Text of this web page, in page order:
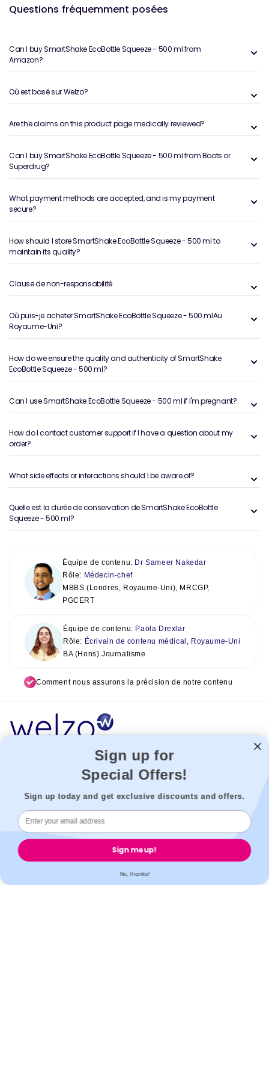
Questions fréquemment posées
Can I buy SmartShake EcoBottle Squeeze - 500 ml from
Amazon?
Où est basé sur Welzo?
Are the claims on this product page medically reviewed?
Can I buy SmartShake EcoBottle Squeeze - 500 ml from Boots or
Superdrug?
What payment methods are accepted, and is my payment
secure?
How should I store SmartShake EcoBottle Squeeze - 500 ml to
maintain its quality?
Clause de non-responsabilité
Où puis-je acheter SmartShake EcoBottle Squeeze - 500 mlAu
Royaume-Uni?
How do we ensure the quality and authenticity of SmartShake
EcoBottle Squeeze - 500 ml?
Can I use SmartShake EcoBottle Squeeze - 500 ml if I'm pregnant?
How do I contact customer support if I have a question about my
order?
What side effects or interactions should I be aware of?
Quelle est la durée de conservation de SmartShake EcoBottle
Squeeze - 500 ml?
Équipe de contenu: Dr Sameer Nakedar
Rôle: Médecin-chef
MBBS (Londres, Royaume-Uni), MRCGP,
PGCERT
Équipe de contenu: Paola Drexlar
Rôle: Écrivain de contenu médical, Royaume-Uni
BA (Hons) Journalisme
Comment nous assurons la précision de notre contenu
Welzo agit comme une plateforme de soins de santé, reliant les
patients avec les meilleurs prestataires de soins de santé pour
permettre une expérience transparente. Nous ne pouvons pas être
tenus responsables de nos fournisseurs tiers.
Welzo, 833, 19 - 21 Crawford Street, W1H 1PJ, Londres, Royaume-
Welzo
Sign up for
Special Offers!
Sign up today and get exclusive discounts and offers.
Sign me up!
No, thanks!